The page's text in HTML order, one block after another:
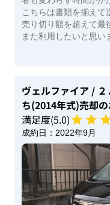
こちらは書類を揃えて
売り切り額を超えて最
また利用したいと思い
ヴェルファイア / ２
ち(2014年式)売却
満足度(5.0)
成約日： 2022年9月